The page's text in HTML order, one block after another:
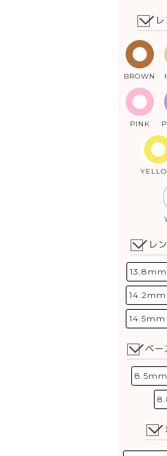
BROWN
PINK
レ
13.8mm
14.2mm
14.5mm
ベー
8.5mm